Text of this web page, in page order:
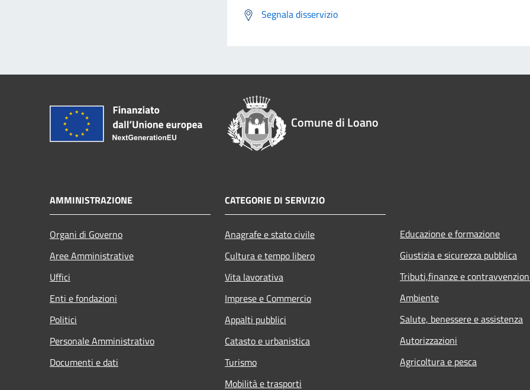
Segnala disservizio
Comune di Loano
AMMINISTRAZIONE
Organi di Governo
Aree Amministrative
Uffici
Enti e fondazioni
Politici
Personale Amministrativo
Documenti e dati
CATEGORIE DI SERVIZIO
Anagrafe e stato civile
Cultura e tempo libero
Vita lavorativa
Imprese e Commercio
Appalti pubblici
Catasto e urbanistica
Turismo
Mobilità e trasporti
Educazione e formazione
Giustizia e sicurezza pubblica
Tributi,finanze e
Ambiente
Salute, benessere e assistenza
Autorizzazioni
Agricoltura e pesca